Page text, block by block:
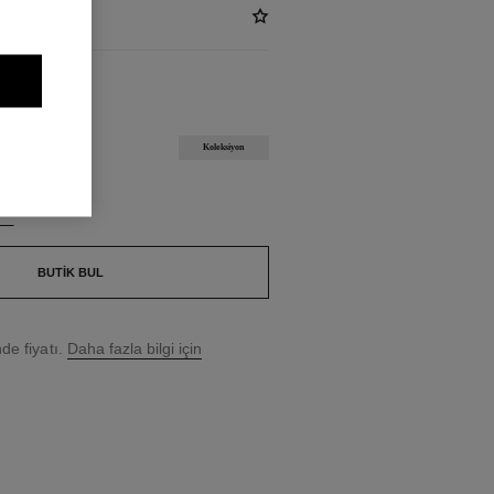
Koleksiyon
BUTIK BUL
fiyatı. Daha fazla bilgi için